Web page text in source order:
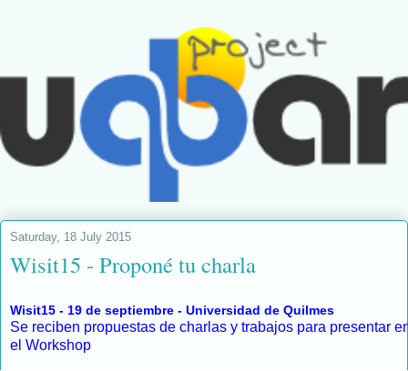
Saturday, 18 July 2015
Wisit15 - Proponé tu charla
Wisit15 - 19 de septiembre - Universidad de Quilmes
Se reciben propuestas de charlas y trabajos para presentar
el Workshop